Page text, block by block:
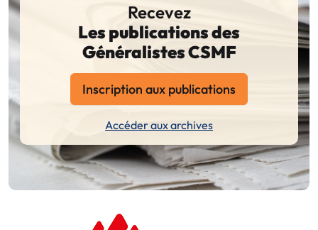
Recevez
Les publications des
Généralistes CSMF
Inscription aux publications
Accéder aux archives